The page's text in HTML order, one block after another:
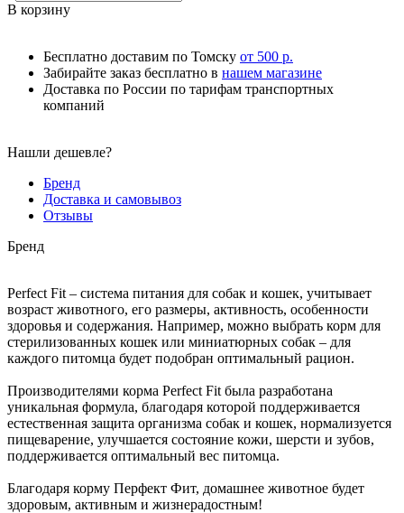
В корзину
Бесплатно доставим по Томску от 500 р.
Забирайте заказ бесплатно в нашем магазине
Доставка по России по тарифам транспортных
компаний
Нашли дешевле?
Бренд
Доставка и самовывоз
Отзывы
Бренд
Perfect Fit – система питания для собак и кошек, учитывает
возраст животного, его размеры, активность, особенности
здоровья и содержания. Например, можно выбрать корм для
стерилизованных кошек или миниатюрных собак – для
каждого питомца будет подобран оптимальный рацион.
Производителями корма Perfect Fit была разработана
уникальная формула, благодаря которой поддерживается
естественная защита организма собак и кошек, нормализуется
пищеварение, улучшается состояние кожи, шерсти и зубов,
поддерживается оптимальный вес питомца.
Благодаря корму Перфект Фит, домашнее животное будет
здоровым, активным и жизнерадостным!